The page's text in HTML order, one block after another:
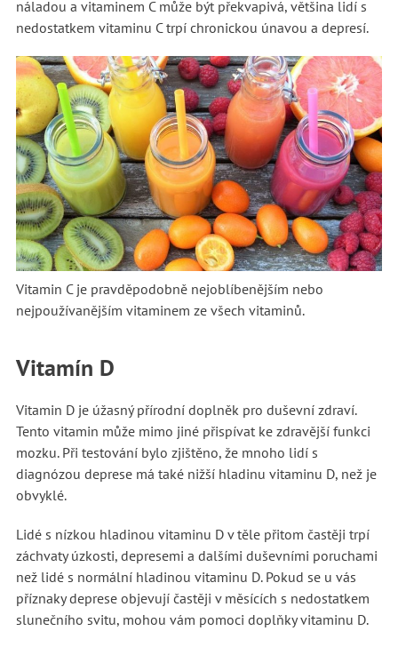
náladou a vitaminem C může být překvapivá, většina lidí s
nedostatkem vitaminu C trpí chronickou únavou a depresí.
Vitamin C je pravděpodobně nejoblíbenějším nebo
nejpoužívanějším vitaminem ze všech vitaminů.
Vitamín D
Vitamin D je úžasný přírodní doplněk pro duševní zdraví.
Tento vitamin může mimo jiné přispívat ke zdravější funkci
mozku. Při testování bylo zjištěno, že mnoho lidí s
diagnózou deprese má také nižší hladinu vitaminu D, než je
obvyklé.
Lidé s nízkou hladinou vitaminu D v těle přitom častěji trpí
záchvaty úzkosti, depresemi a dalšími duševními poruchami
než lidé s normální hladinou vitaminu D. Pokud se u vás
příznaky deprese objevují častěji v měsících s nedostatkem
slunečního svitu, mohou vám pomoci doplňky vitaminu D.